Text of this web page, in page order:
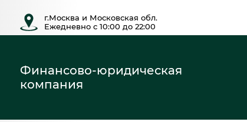
г.Москва и Московская обл.
Ежедневно с 10:00 до 22:00
Финансово-юридическая
компания